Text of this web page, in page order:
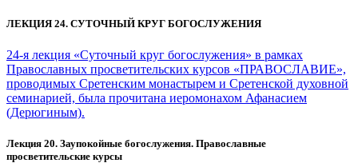
ЛЕКЦИЯ 24. СУТОЧНЫЙ КРУГ БОГОСЛУЖЕНИЯ
24-я лекция «Суточный круг богослужения» в рамках
Православных просветительских курсов «ПРАВОСЛАВИЕ»,
проводимых Сретенским монастырем и Сретенской духовной
семинарией, была прочитана иеромонахом Афанасием
(Дерюгиным).
Лекция 20. Заупокойные богослужения. Православные
просветительские курсы